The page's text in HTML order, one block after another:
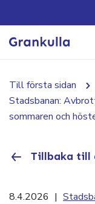
Till första sidan
Stadsbanan:
sommaren och
Tillbaka till
8.4.2026 |